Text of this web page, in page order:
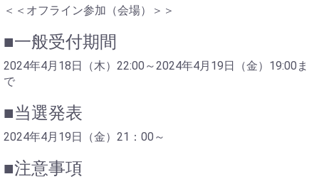
＜＜オフライン参加（会場）＞＞
■一般受付期間
2024年4月18日（木）22:00～2024年4月19日（金）19:00ま
で
■当選発表
2024年4月19日（金）21：00～
■注意事項